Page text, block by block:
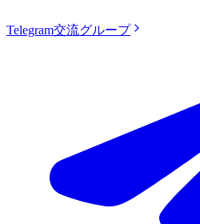
Telegram交流グループ